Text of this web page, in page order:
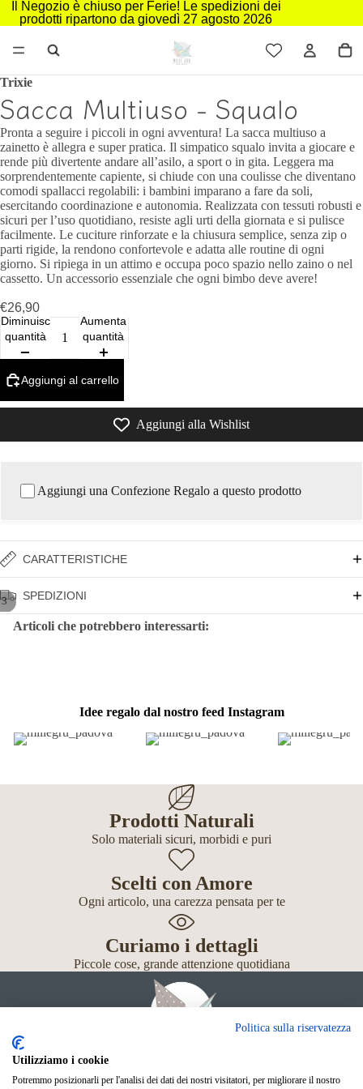
Il Negozio è chiuso per Ferie! Le spedizioni dei
prodotti ripartono da giovedì 27 agosto 2026
3
Trixie
Sacca Multiuso - Squalo
Pronta a seguire i piccoli in ogni avventura! La sacca multiuso a
zainetto è allegra e super pratica. Il simpatico squalo invita a giocare e
rende più divertente andare all’asilo, a sport o in gita. Leggera ma
sorprendentemente capiente, si chiude con una coulisse che diventano
comodi spallacci regolabili: i bambini imparano a fare da soli,
esercitando coordinazione e autonomia. Realizzata con tessuti robusti e
sicuri per l’uso quotidiano, resiste agli urti della giornata e si pulisce
facilmente. Le cuciture rinforzate e la chiusura semplice, senza zip o
parti rigide, la rendono confortevole e adatta alle routine di ogni
giorno. Si ripiega in un attimo e occupa poco spazio nello zaino o nel
cassetto. Un accessorio essenziale che ogni bimbo deve avere!
€26,90
Diminuisci
quantità
Aumenta
quantità
Aggiungi al carrello
Aggiungi alla Wishlist
Aggiungi una Confezione Regalo a questo prodotto
CARATTERISTICHE
SPEDIZIONI
Articoli che potrebbero interessarti:
Idee regalo dal nostro feed Instagram
Prodotti Naturali
Solo materiali sicuri, morbidi e puri
Scelti con Amore
Ogni articolo, una carezza pensata per te
Curiamo i dettagli
Piccole cose, grande attenzione quotidiana
Giochi
Politica sulla riservatezza
Utilizziamo i cookie
Potremmo posizionarli per l'analisi dei dati dei nostri visitatori, per migliorare il nostro